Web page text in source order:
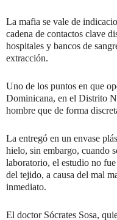
La mafia se vale de
cadena de contactos clave
hospitales y bancos de
extracción.
Uno de los puntos en que
Dominicana, en el Distrito
hombre que de forma
La entregó en un envase
hielo, sin embargo, cuando
laboratorio, el estudio no
del tejido, a causa del mal
inmediato.
El doctor Sócrates Sosa,